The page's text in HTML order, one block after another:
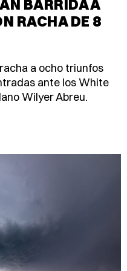
BARRIDA A
RACHA DE 8
a ocho triunfos
ante los White
Wilyer Abreu.